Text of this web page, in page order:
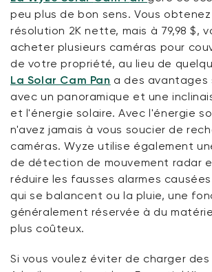
peu plus de bon sens. Vous
résolution 2K nette, mais à 79,98 $,
acheter plusieurs caméras pour
de votre propriété, au lieu de
La Solar Cam Pan a des avantages
avec un panoramique et une
et l'énergie solaire. Avec l'énergie
n'avez jamais à vous soucier de
caméras.Wyze utilise également
de détection de mouvement radar
réduire les fausses alarmes
qui se balancent ou la pluie, une
généralement réservée à du
plus coûteux.
Si vous voulez éviter de charger